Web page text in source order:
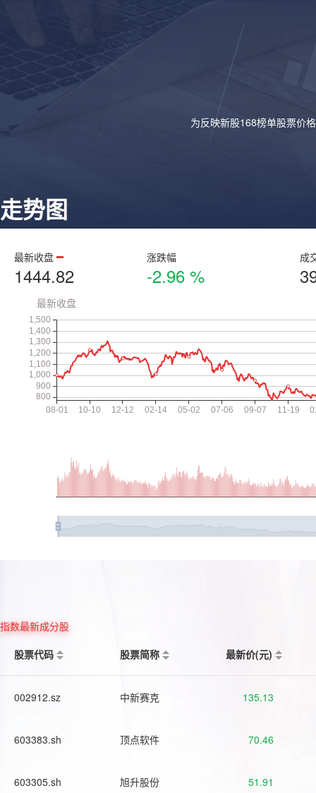
为反映新股168榜单股票价
走势图
最新收盘
1444.82
涨跌幅
-2.96 %
成
指数最新成分股
股票代码
股票简称 最新价(元)
002912.sz 中新赛克 135.13
603383.sh 顶点软件 70.46
603305.sh 旭升股份 51.91